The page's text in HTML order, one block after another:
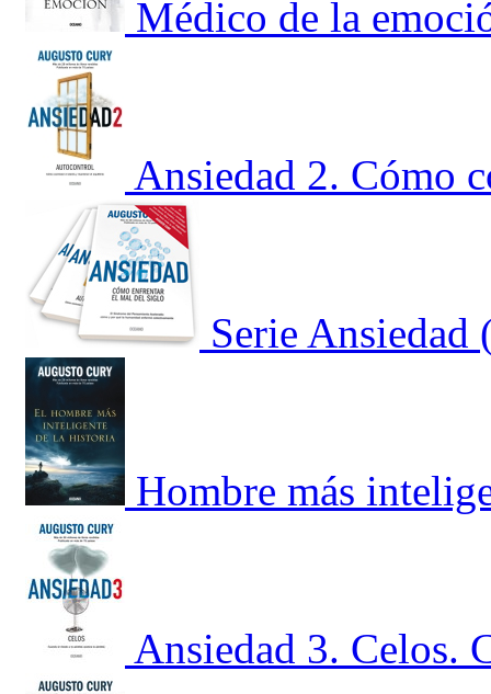
Médico de la
Ansiedad 2. Cómo
Serie Ansiedad
Hombre más
Ansiedad 3. Celos.